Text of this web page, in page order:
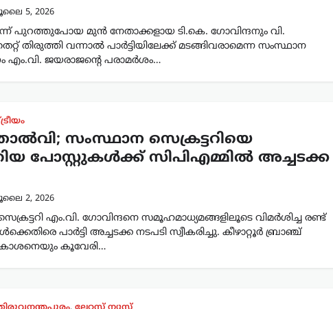
5, 2026
പുറത്തുപോയ മുൻ നേതാക്കളായ ടി.കെ. ഗോവിന്ദനും വി.
വന്നാൽ പാർട്ടിയിലേക്ക് മടങ്ങിവരാമെന്ന സംസ്ഥാന
എം.വി. ജയരാജന്റെ പരാമർശം…
സംസ്ഥാന സെക്രട്ടറിയെ
പോസ്റ്റുകൾക്ക് സിപിഎമ്മിൽ അച്ചടക്ക
2, 2026
എം.വി. ഗോവിന്ദനെ സമൂഹമാധ്യമങ്ങളിലൂടെ വിമർശിച്ച രണ്ട്
പാർട്ടി അച്ചടക്ക നടപടി സ്വീകരിച്ചു. കീഴാറ്റൂർ ബ്രാഞ്ച്
കൂവേരി…